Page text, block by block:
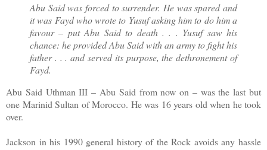
Abu Said was forced to surrender. He was spared and
it was Fayd who wrote to Yusuf asking him to do him a
favour – put Abu Said to death . . . Yusuf saw his
chance: he provided Abu Said with an army to fight his
father . . . and served its purpose, the dethronement of
Fayd.
Abu Said Uthman III – Abu Said from now on – was the last but
one Marinid Sultan of Morocco. He was 16 years old when he took
over.
Jackson in his 1990 general history of the Rock avoids any hassle